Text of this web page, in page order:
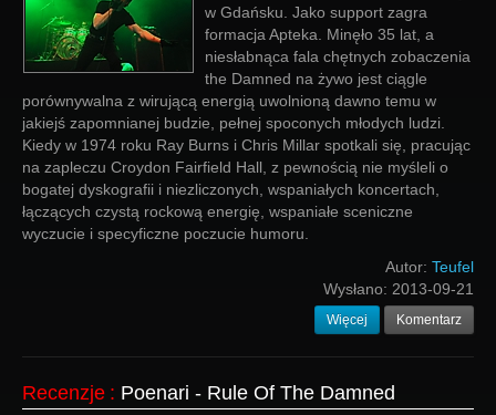
w Gdańsku. Jako support zagra
formacja Apteka. Minęło 35 lat, a
niesłabnąca fala chętnych zobaczenia
the Damned na żywo jest ciągle
porównywalna z wirującą energią uwolnioną dawno temu w
jakiejś zapomnianej budzie, pełnej spoconych młodych ludzi.
Kiedy w 1974 roku Ray Burns i Chris Millar spotkali się, pracując
na zapleczu Croydon Fairfield Hall, z pewnością nie myśleli o
bogatej dyskografii i niezliczonych, wspaniałych koncertach,
łączących czystą rockową energię, wspaniałe sceniczne
wyczucie i specyficzne poczucie humoru.
Autor: Teufel
Wysłano: 2013-09-21
Więcej Komentarz
Recenzje : Poenari - Rule Of The Damned